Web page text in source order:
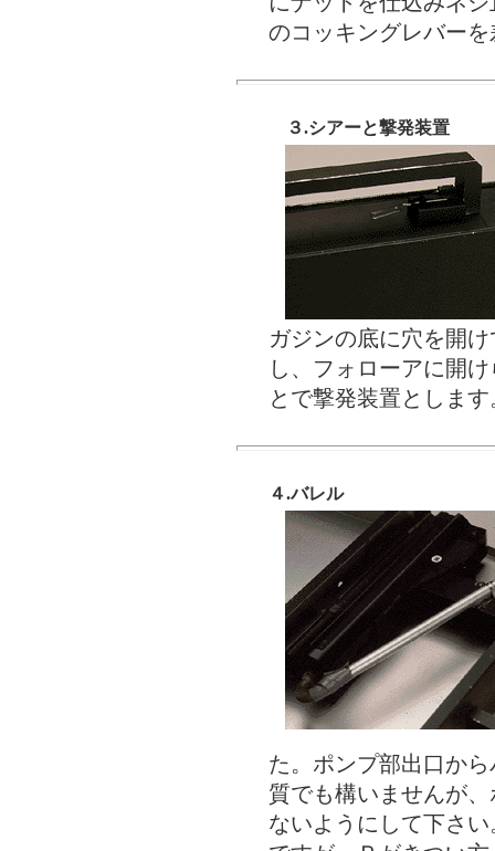
のコッキングレバー
３.シアーと撃発装置
ガジンの底に穴を開
し、フォローアに開
とで撃発装置とします
４.バレル
た。ポンプ部出口か
質でも構いませんが
ないようにして下さ